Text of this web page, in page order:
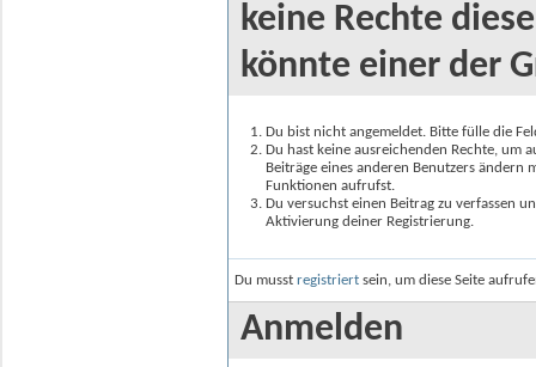
keine Rechte
könnte einer der
Du bist nicht angemeldet. Bitte fülle die
Du hast keine ausreichenden Rechte, um
Beiträge eines anderen Benutzers
Funktionen aufrufst.
Du versuchst einen Beitrag zu verfassen
Aktivierung deiner Registrierung.
Du musst registriert sein, um diese Seite
Anmelden